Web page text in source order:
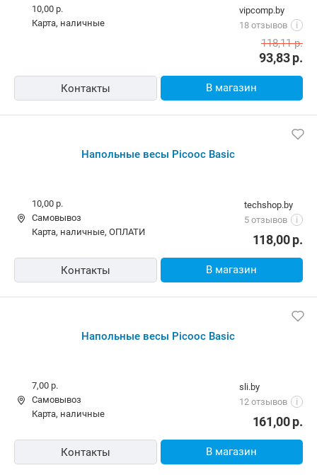
vipcomp.by
18 отзывов
i
10,00 р.
карта, наличные
93,83р.
118,11р.
Контакты В магазин
Напольные весы Picooc Basic
techshop.by
5 отзывов
i
10,00 р.
Самовывоз
карта, наличные, ОПЛАТИ
118,00р.
Контакты В магазин
Напольные весы Picooc Basic
sli.by
12 отзывов
i
7,00 р.
Самовывоз
карта, наличные
161,00р.
Контакты В магазин